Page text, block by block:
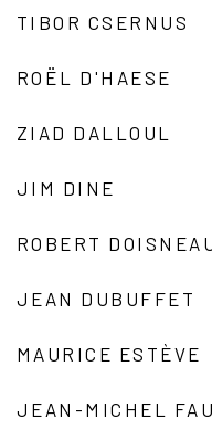
TIBOR CSERNUS
ROËL D'HAESE
ZIAD DALLOUL
JIM DINE
ROBERT
JEAN DUBUFFET
MAURICE ESTÈVE
JEAN-MICHEL